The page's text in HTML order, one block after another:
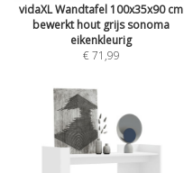
vidaXL Wandtafel 100x35x90 cm
bewerkt hout grijs sonoma
eikenkleurig
€ 71,99